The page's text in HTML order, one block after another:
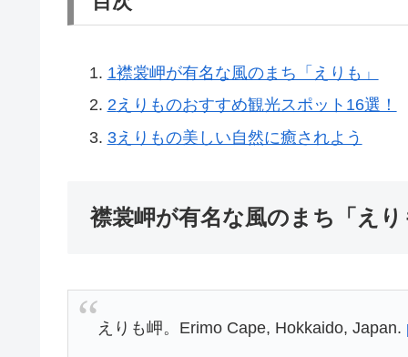
1襟裳岬が有名な風のまち「えりも」
2えりものおすすめ観光スポット16選！
3えりもの美しい自然に癒されよう
襟裳岬が有名な風のまち「えり
えりも岬。Erimo Cape, Hokkaido, Japan.